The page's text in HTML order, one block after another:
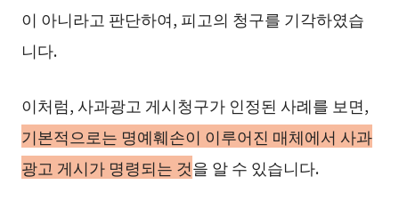
이 아니라고 판단하여, 피고의 청구를 기각하였습
니다.
이처럼, 사과광고 게시청구가 인정된 사례를 보면,
기본적으로는 명예훼손이 이루어진 매체에서 사과
광고 게시가 명령되는 것을 알 수 있습니다.